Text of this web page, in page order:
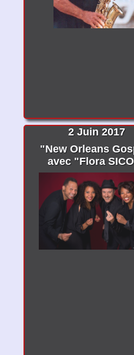
2 Juin 2017
"New Orleans
avec "Flora